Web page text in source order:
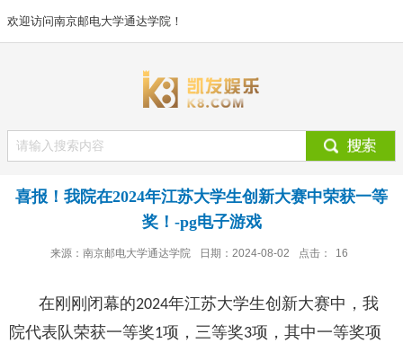
欢迎访问南京邮电大学通达学院！
喜报！我院在2024年江苏大学生创新大赛中荣获一等
奖！-pg电子游戏
来源：南京邮电大学通达学院 日期：2024-08-02 点击： 16
在刚刚闭幕的2024年江苏大学生创新大赛中，我
院代表队荣获一等奖1项，三等奖3项，其中一等奖项